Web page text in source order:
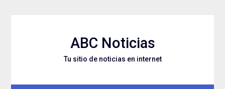
ABC Noticias
Tu sitio de noticias en internet